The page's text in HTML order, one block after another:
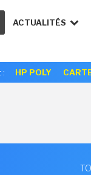
ACTUALITÉS
: HP POLY